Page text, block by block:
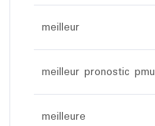
meilleur
meilleur pronostic pmu
meilleure